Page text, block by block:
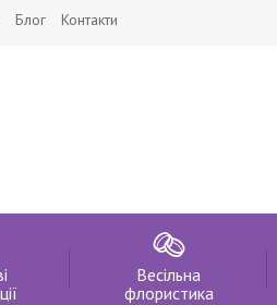
Блог Контакти
Весільна
флористика